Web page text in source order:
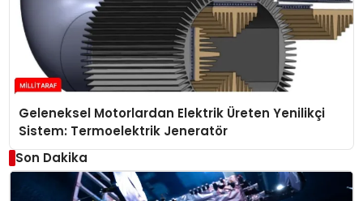
Geleneksel Motorlardan Elektrik Üreten Yenilikçi
Sistem: Termoelektrik Jeneratör
Son Dakika